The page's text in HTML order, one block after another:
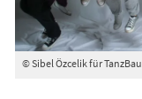
© Sibel Özcelik für TanzBau